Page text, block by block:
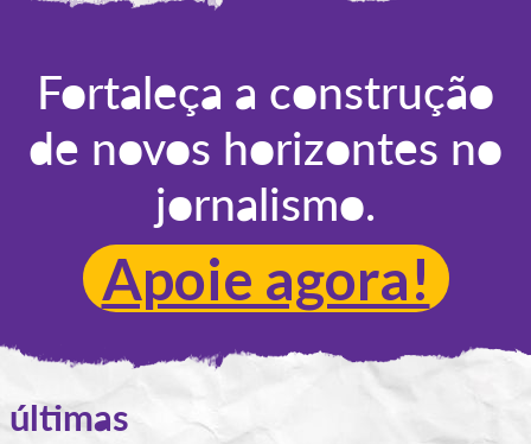
Fortaleça a construção
de novos horizontes no
jornalismo.
Apoie agora!
últimas